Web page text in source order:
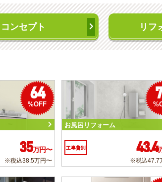
コンセプト リフ
64
%OFF
35万円〜
※税込38.5万円〜
お風呂リフォーム
工事費別 43.4
※税込47.7